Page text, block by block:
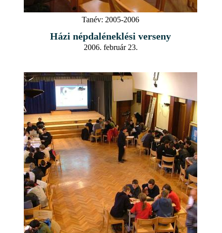
Tanév: 2005-2006
Házi népdaléneklési verseny
2006. február 23.